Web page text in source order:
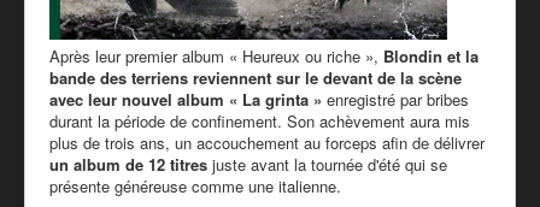
Après leur premier album « Heureux ou riche », Blondin et la
bande des terriens reviennent sur le devant de la scène
avec leur nouvel album « La grinta » enregistré par bribes
durant la période de confinement. Son achèvement aura mis
plus de trois ans, un accouchement au forceps afin de délivrer
un album de 12 titres juste avant la tournée d'été qui se
présente généreuse comme une italienne.